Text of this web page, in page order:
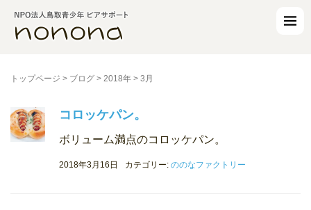
トップページ > ブログ > 2018年 > 3月
コロッケパン。
ボリューム満点のコロッケパン。
2018年3月16日 カテゴリー: ののなファクトリー